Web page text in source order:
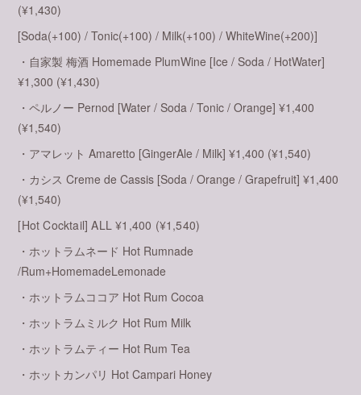
(¥1,430)
[Soda(+100) / Tonic(+100) / Milk(+100) / WhiteWine(+200)]
・自家製 梅酒 Homemade PlumWine [Ice / Soda / HotWater]
¥1,300 (¥1,430)
・ペルノー Pernod [Water / Soda / Tonic / Orange] ¥1,400
(¥1,540)
・アマレット Amaretto [GingerAle / Milk] ¥1,400 (¥1,540)
・カシス Creme de Cassis [Soda / Orange / Grapefruit] ¥1,400
(¥1,540)
[Hot Cocktail] ALL ¥1,400 (¥1,540)
・ホットラムネード Hot Rumnade
/Rum+HomemadeLemonade
・ホットラムココア Hot Rum Cocoa
・ホットラムミルク Hot Rum Milk
・ホットラムティー Hot Rum Tea
・ホットカンパリ Hot Campari Honey